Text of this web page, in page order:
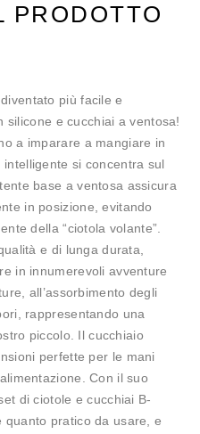
PRODOTTO
più facile e
silicone e cucchiai a ventosa!
a imparare a mangiare in
si concentra sul
base a ventosa assicura
in posizione, evitando
della “ciotola volante”.
e di lunga durata,
in innumerevoli avventure
all’assorbimento degli
rappresentando una
piccolo. Il cucchiaio
perfette per le mani
Con il suo
di ciotole e cucchiai B-
quanto pratico da usare, e